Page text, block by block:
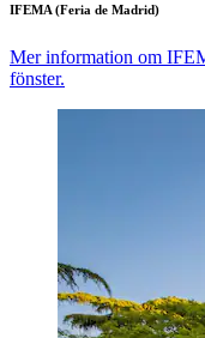
IFEMA (Feria de Madrid)
Mer information om
fönster.